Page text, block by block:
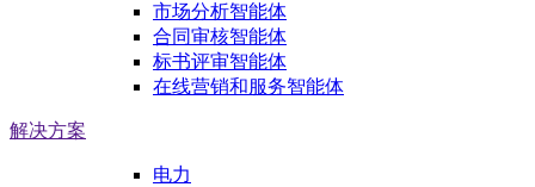
市场分析智能体
合同审核智能体
标书评审智能体
在线营销和服务智能体
解决方案
电力